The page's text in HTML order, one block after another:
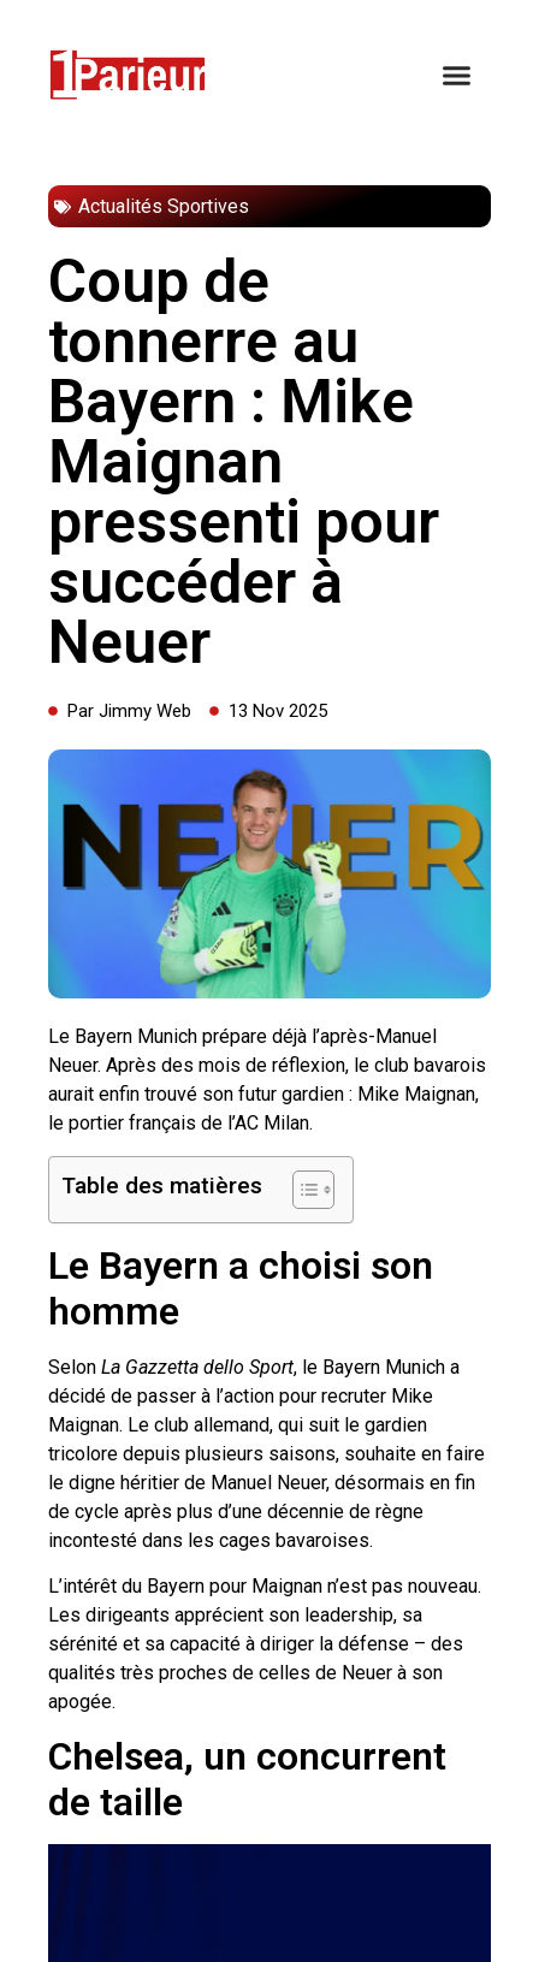
Actualités Sportives
Coup de
tonnerre au
Bayern : Mike
Maignan
pressenti pour
succéder à
Neuer
Par Jimmy Web 13 Nov 2025
Le Bayern Munich prépare déjà l’après-Manuel
Neuer. Après des mois de réflexion, le club bavarois
aurait enfin trouvé son futur gardien : Mike Maignan,
le portier français de l’AC Milan.
Table des matières
Le Bayern a choisi son
homme
Selon La Gazzetta dello Sport, le Bayern Munich a
décidé de passer à l’action pour recruter Mike
Maignan. Le club allemand, qui suit le gardien
tricolore depuis plusieurs saisons, souhaite en faire
le digne héritier de Manuel Neuer, désormais en fin
de cycle après plus d’une décennie de règne
incontesté dans les cages bavaroises.
L’intérêt du Bayern pour Maignan n’est pas nouveau.
Les dirigeants apprécient son leadership, sa
sérénité et sa capacité à diriger la défense – des
qualités très proches de celles de Neuer à son
apogée.
Chelsea, un concurrent
de taille